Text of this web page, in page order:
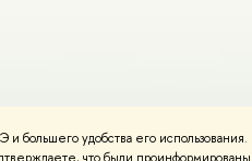
удобства его
Условия использования